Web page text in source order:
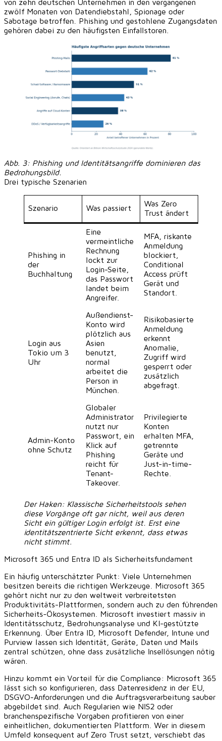
von zehn deutschen Unternehmen in den vergangenen
zwölf Monaten von Datendiebstahl, Spionage oder
Sabotage betroffen. Phishing und gestohlene Zugangsdaten
gehören dabei zu den häufigsten Einfallstoren.
Abb. 3: Phishing und Identitätsangriffe dominieren das
Bedrohungsbild.
Drei typische Szenarien
Szenario Was passiert
Was Zero
Trust ändert
Phishing in
der
Buchhaltung
Eine
vermeintliche
Rechnung
lockt zur
Login-Seite,
das Passwort
landet beim
Angreifer.
MFA, riskante
Anmeldung
blockiert,
Conditional
Access prüft
Gerät und
Standort.
Login aus
Tokio um 3
Uhr
Außendienst-
Konto wird
plötzlich aus
Asien
benutzt,
normal
arbeitet die
Person in
München.
Risikobasierte
Anmeldung
erkennt
Anomalie,
Zugriff wird
gesperrt oder
zusätzlich
abgefragt.
Admin-Konto
ohne Schutz
Globaler
Administrator
nutzt nur
Passwort, ein
Klick auf
Phishing
reicht für
Tenant-
Takeover.
Privilegierte
Konten
erhalten MFA,
getrennte
Geräte und
Just-in-time-
Rechte.
Der Haken: Klassische Sicherheitstools sehen
diese Vorgänge oft gar nicht, weil aus deren
Sicht ein gültiger Login erfolgt ist. Erst eine
identitätszentrierte Sicht erkennt, dass etwas
nicht stimmt.
Microsoft 365 und Entra ID als Sicherheitsfundament
Ein häufig unterschätzter Punkt: Viele Unternehmen
besitzen bereits die richtigen Werkzeuge.
Microsoft 365
gehört nicht nur zu den weltweit verbreitetsten
Produktivitäts-Plattformen, sondern auch zu den führenden
Sicherheits-Ökosystemen. Microsoft investiert massiv in
Identitätsschutz, Bedrohungsanalyse und KI-gestützte
Erkennung. Über Entra ID, Microsoft Defender, Intune und
Purview lassen sich Identität, Geräte, Daten und Mails
zentral schützen, ohne dass zusätzliche Insellösungen nötig
wären.
Hinzu kommt ein Vorteil für die Compliance: Microsoft 365
lässt sich so konfigurieren, dass Datenresidenz in der EU,
DSGVO-Anforderungen und die Auftragsverarbeitung sauber
abgebildet sind. Auch Regularien wie NIS2 oder
branchenspezifische Vorgaben profitieren von einer
einheitlichen, dokumentierten Plattform. Wer in diesem
Umfeld konsequent auf Zero Trust setzt, verschiebt das